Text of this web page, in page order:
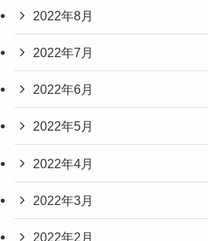
2022年8月
2022年7月
2022年6月
2022年5月
2022年4月
2022年3月
2022年2月